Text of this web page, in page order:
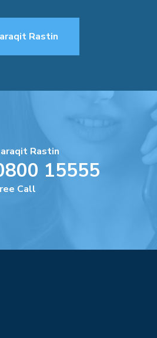
Rastin
Rastin
15555
Call